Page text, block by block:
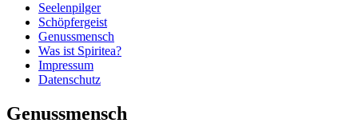
Seelenpilger
Schöpfergeist
Genussmensch
Was ist Spiritea?
Impressum
Datenschutz
Genussmensch